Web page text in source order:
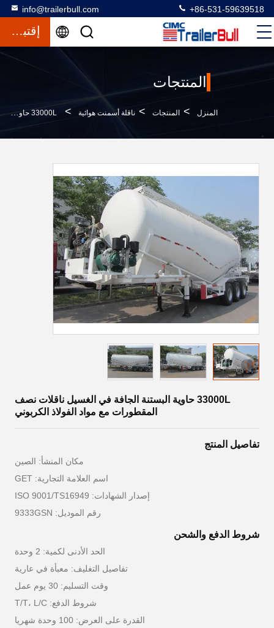
info@trailerbull.com +86-531-59639518
إقتباس
المنتجات
المنزل > المنتجات > ناقلة أسمنت هوائية > 33000L حاوية البستنة الجافة في الغسيل ناقلات نصف المقطورات مع مواد الفولاذ الكربوني
33000L حاوية البستنة الجافة في الغسيل ناقلات نصف
المقطورات مع مواد الفولاذ الكربوني
تفاصيل المنتج
مكان المنشأ: الصين
اسم العلامة التجارية: GET
إصدار الشهادات: ISO 9001/TS16949
رقم الموديل: 9333GSN
شروط الدفع والشحن
الحد الأدنى لكمية: 2 وحدة
تفاصيل التغليف: معبأة في عارية
وقت التسليم: 30 يوم عمل
شروط الدفع: T/T، L/C
القدرة على العرض: 100 وحدة شهريا